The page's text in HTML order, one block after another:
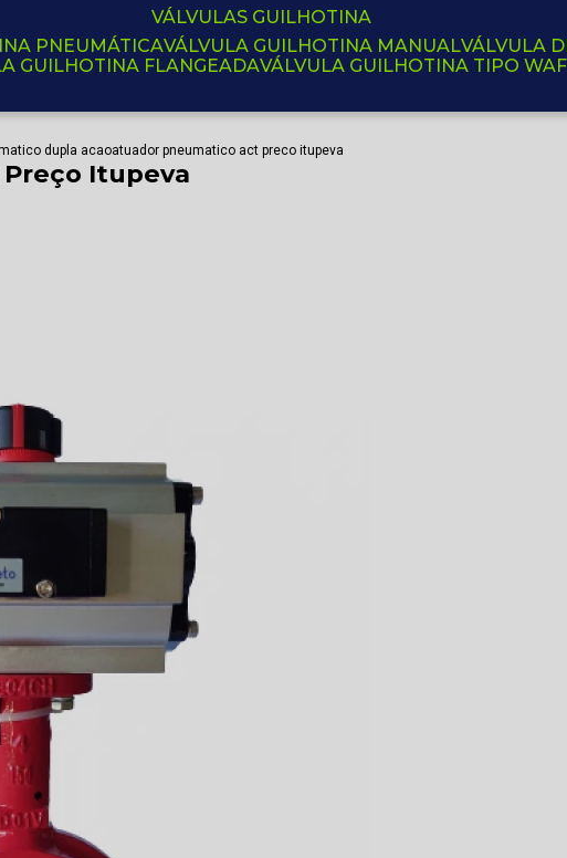
VÁLVULAS GUILHOTINA
PNEUMÁTICA VÁLVULA GUILHOTINA MANUAL VÁLVULA
GUILHOTINA FLANGEADA VÁLVULA GUILHOTINA TIPO
dupla acaoatuador pneumatico act preco itupeva
Itupeva